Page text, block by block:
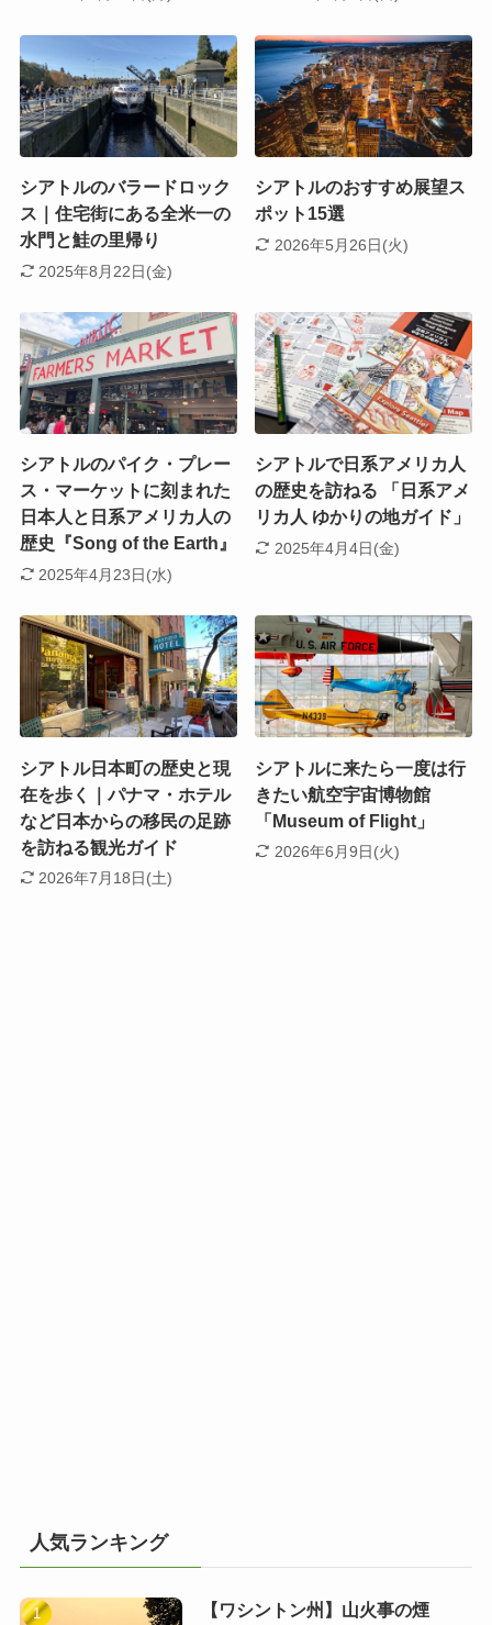
シアトルのバラードロック
ス｜住宅街にある全米一の
水門と鮭の里帰り
2025年8月22日(金)
シアトルのおすすめ展望ス
ポット15選
2026年5月26日(火)
シアトルのパイク・プレー
ス・マーケットに刻まれた
日本人と日系アメリカ人の
歴史『Song of the Earth』
2025年4月23日(水)
シアトルで日系アメリカ人
の歴史を訪ねる 「日系アメ
リカ人 ゆかりの地ガイド」
2025年4月4日(金)
シアトル日本町の歴史と現
在を歩く｜パナマ・ホテル
など日本からの移民の足跡
を訪ねる観光ガイド
2026年7月18日(土)
シアトルに来たら一度は行
きたい航空宇宙博物館
「Museum of Flight」
2026年6月9日(火)
人気ランキング
【ワシントン州】山火事の煙